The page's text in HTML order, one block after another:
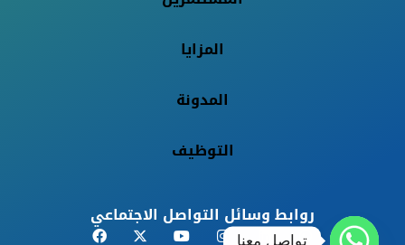
المزايا
المدونة
التوظيف
روابط وسائل التواصل الاجتماعي
تواصل معنا